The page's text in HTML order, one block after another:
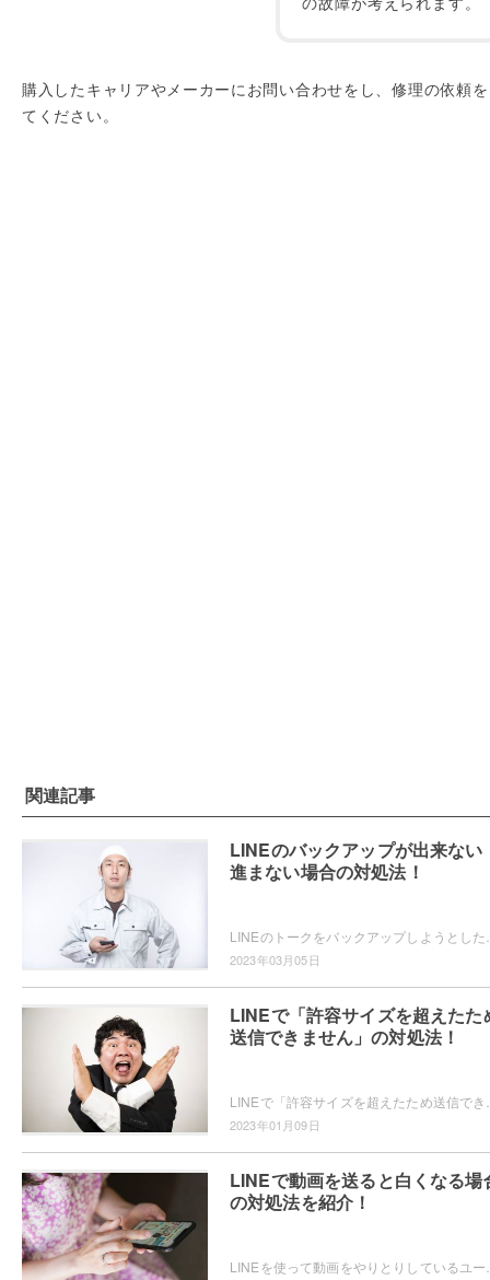
購入したキャリアやメーカーにお問い合わせをし、修理の依頼
てください。
関連記事
LINEのバックアップが出来ない
進まない場合の対処法！
2023年03月05日
LINEで「許容サイズを超えたた
送信できません」の対処法！
2023年01月09日
LINEで動画を送ると白くなる場
の対処法を紹介！